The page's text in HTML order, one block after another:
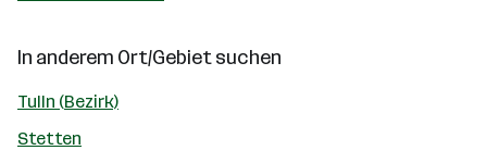
In anderem Ort/Gebiet suchen
Tulln (Bezirk)
Stetten